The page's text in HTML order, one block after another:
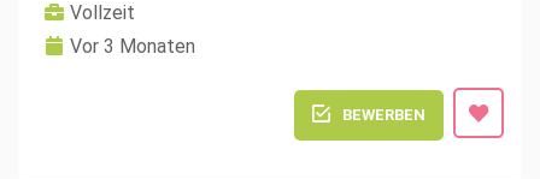
Vollzeit
Vor 3 Monaten
BEWERBEN